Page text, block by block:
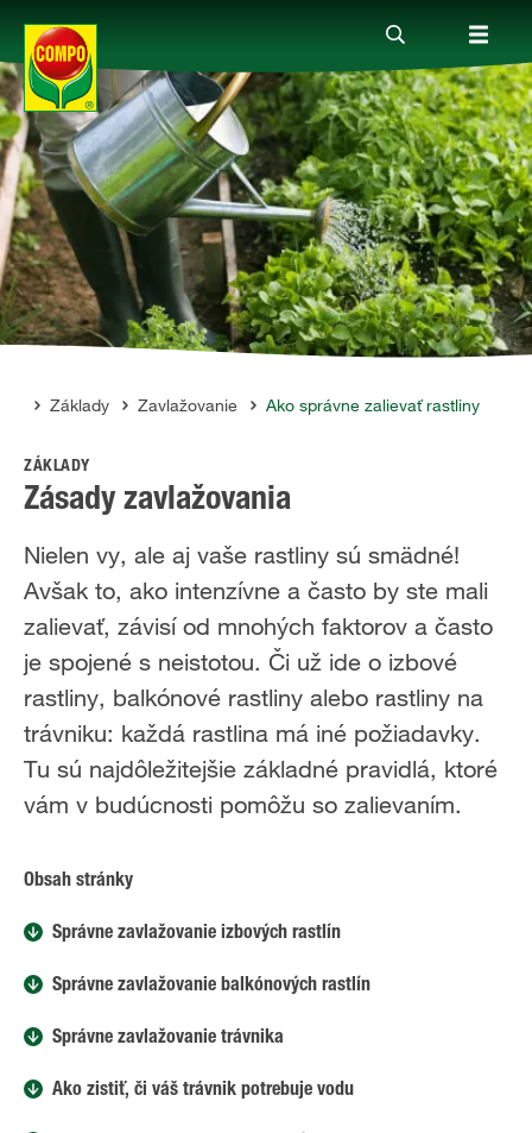
Produkty
Rady a tipy
Témy
Kde kúpiť
Spoločnosť
Základy Zavlažovanie Ako správne zalievať rastliny
ZÁKLADY
Zásady zavlažovania
Nielen vy, ale aj vaše rastliny sú smädné!
Avšak to, ako intenzívne a často by ste mali
zalievať, závisí od mnohých faktorov a často
je spojené s neistotou. Či už ide o izbové
rastliny, balkónové rastliny alebo rastliny na
trávniku: každá rastlina má iné požiadavky.
Tu sú najdôležitejšie základné pravidlá, ktoré
vám v budúcnosti pomôžu so zalievaním.
Obsah stránky
Správne zavlažovanie izbových rastlín
Správne zavlažovanie balkónových rastlín
Správne zavlažovanie trávnika
Ako zistiť, či váš trávnik potrebuje vodu